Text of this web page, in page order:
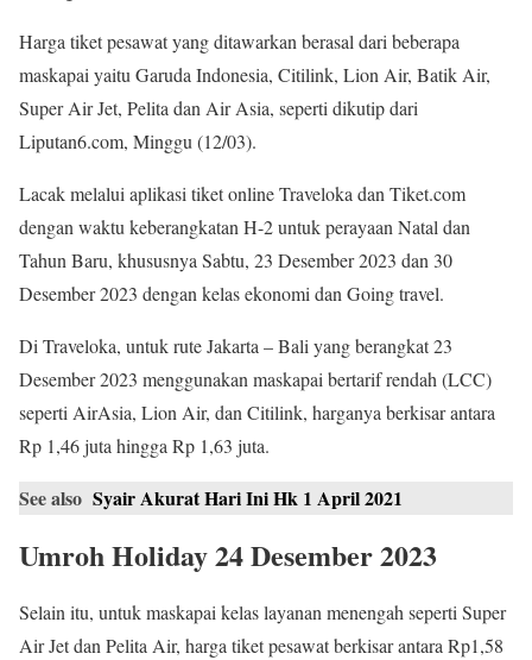
Harga tiket pesawat yang ditawarkan berasal dari beberapa
maskapai yaitu Garuda Indonesia, Citilink, Lion Air, Batik Air,
Super Air Jet, Pelita dan Air Asia, seperti dikutip dari
Liputan6.com, Minggu (12/03).
Lacak melalui aplikasi tiket online Traveloka dan Tiket.com
dengan waktu keberangkatan H-2 untuk perayaan Natal dan
Tahun Baru, khususnya Sabtu, 23 Desember 2023 dan 30
Desember 2023 dengan kelas ekonomi dan Going travel.
Di Traveloka, untuk rute Jakarta – Bali yang berangkat 23
Desember 2023 menggunakan maskapai bertarif rendah (LCC)
seperti AirAsia, Lion Air, dan Citilink, harganya berkisar antara
Rp 1,46 juta hingga Rp 1,63 juta.
See also Syair Akurat Hari Ini Hk 1 April 2021
Umroh Holiday 24 Desember 2023
Selain itu, untuk maskapai kelas layanan menengah seperti Super
Air Jet dan Pelita Air, harga tiket pesawat berkisar antara Rp1,58